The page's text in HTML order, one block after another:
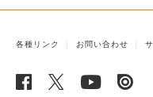
各種リンク お問い合わせ